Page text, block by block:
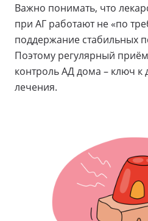
Важно понимать, что
при АГ работают не «по
поддержание стабильных
Поэтому регулярный
контроль АД дома – ключ к
лечения.